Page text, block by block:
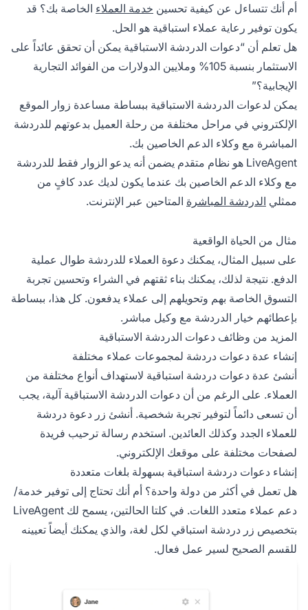
أم أنك تتساءل عن كيفية تحسين خدمة العملاء الخاصة بك؟ قد
يكون توفير رعاية عملاء استباقية هو الحل.
هل تعلم أن “دعوات الدردشة الاستباقية يمكن أن تحقق عائداً على
الاستثمار بنسبة 105% وملايين الدولارات من الفوائد التجارية
الإيجابية؟”
يمكن لدعوات الدردشة الاستباقية ببساطة مساعدة زوار الموقع
الإلكتروني في مراحل مختلفة من رحلة العميل بدعوتهم للدردشة
المباشرة مع وكلاء الدعم الخاصين بك.
LiveAgent هو نظام متقدم يضمن أنه يدعو الزوار فقط للدردشة
مع وكلاء الدعم الخاصين بك عندما يكون لديك عدد كافٍ من
ممثلي الدردشة المباشرة المتاحين عبر الإنترنت.
مثال من الحياة الواقعية
على سبيل المثال، يمكنك دعوة العملاء للدردشة طوال عملية
الدفع. نتيجة لذلك، يمكنك بناء ثقتهم في الشراء وتحسين تجربة
التسوق الخاصة بهم وتحويلهم إلى عملاء يدفعون. كل هذا، ببساطة
بإعطائهم خيار الدردشة مع وكيل مباشر.
المزيد من وظائف دعوات الدردشة الاستباقية
إنشاء عدة دعوات دردشة لمجموعات عملاء مختلفة
أنشئ عدة دعوات دردشة استباقية لاستهداف أنواع مختلفة من
العملاء. على الرغم من أن دعوات الدردشة الاستباقية آلية، يجب
أن تسعى دائماً لتوفير تجربة شخصية. أنشئ زر دعوة دردشة
للعملاء الجدد وكذلك العائدين. استخدم رسالة ترحيب فريدة
لصفحات مختلفة على موقعك الإلكتروني.
إنشاء دعوات دردشة استباقية بسهولة بلغات متعددة
هل تعمل في أكثر من دولة واحدة؟ أم أنك تحتاج إلى توفير خدمة/
دعم عملاء متعدد اللغات. في كلتا الحالتين، يسمح لك LiveAgent
بتخصيص زر دردشة استباقي لكل لغة، والذي يمكنك أيضاً تعيينه
للقسم الصحيح لسير عمل فعال.